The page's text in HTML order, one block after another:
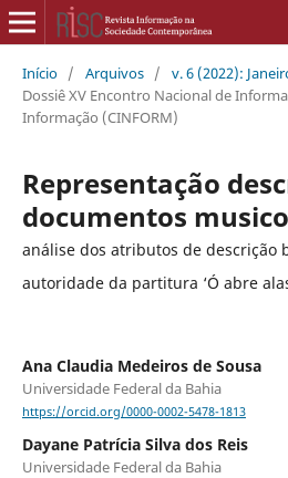
Início / Arquivos / v. 6 (2022):
Dossiê XV Encontro Nacional de
Informação (CINFORM)
Representação
documentos
análise dos atributos de descrição
autoridade da partitura ‘Ó abre
Ana Claudia Medeiros de Sousa
Universidade Federal da Bahia
https://orcid.org/0000-0002-5478-1813
Dayane Patrícia Silva dos Reis
Universidade Federal da Bahia